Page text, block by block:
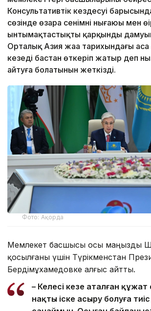
Консультативтік кездесуі
сөзінде өзара сенімнің нығаюы мен
ынтымақтастықтың қарқынды
Орталық Азия жаңа тарихындағы
кезеңді бастан өткеріп жатыр деп
айтуға болатынын жеткізді.
Фото: Ақорда
Мемлекет басшысы осы маңызды
қосылғаны үшін Түрікменстан
Бердімұхамедовке алғыс айтты.
– Келесі кезең аталған
нақты іске асыру болуға